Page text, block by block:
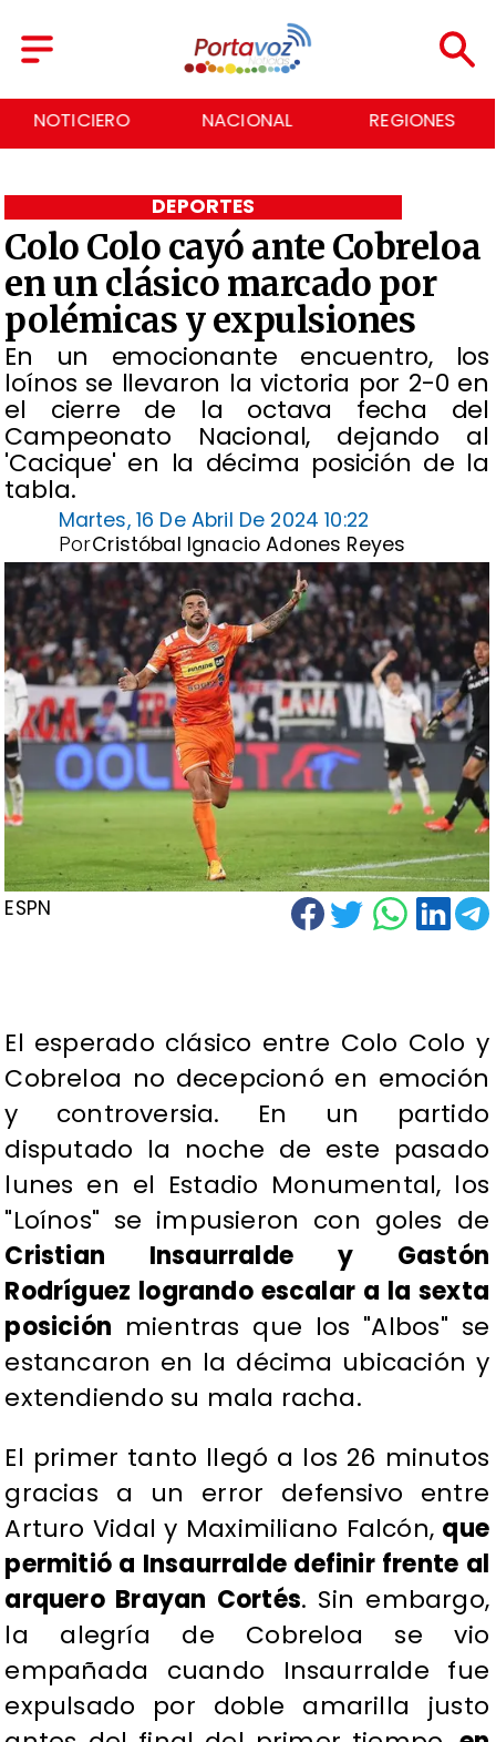
NACIONAL REGIONES ECONOMÍA
Colo Colo cayó ante Cobreloa
en un clásico marcado por
polémicas y expulsiones
​En un emocionante encuentro, los
loínos se llevaron la victoria por 2-0 en
el cierre de la octava fecha del
Campeonato Nacional, dejando al
'Cacique' en la décima posición de la
tabla.
DEPORTES
Martes, 16 De Abril De 2024 10:22
Cristóbal Ignacio Adones Reyes
Por
ESPN
​El esperado clásico entre Colo Colo y
Cobreloa no decepcionó en emoción
y controversia. En un partido
disputado la noche de este pasado
lunes en el Estadio Monumental, los
"Loínos" se impusieron con goles de
Cristian Insaurralde y Gastón
Rodríguez logrando escalar a la sexta
posición mientras que los "Albos" se
estancaron en la décima ubicación y
extendiendo su mala racha.
El primer tanto llegó a los 26 minutos
gracias a un error defensivo entre
Arturo Vidal y Maximiliano Falcón, que
permitió a Insaurralde definir frente al
arquero Brayan Cortés. Sin embargo,
la alegría de Cobreloa se vio
empañada cuando Insaurralde fue
expulsado por doble amarilla justo